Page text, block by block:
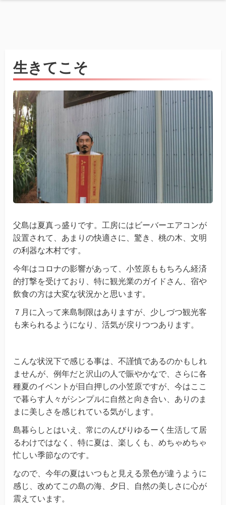
生きてこそ
父島は夏真っ盛りです。工房にはビーバーエアコンが
設置されて、あまりの快適さに、驚き、桃の木、文明
の利器な木村です。
今年はコロナの影響があって、小笠原ももちろん経済
的打撃を受けており、特に観光業のガイドさん、宿や
飲食の方は大変な状況かと思います。
７月に入って来島制限はありますが、少しづつ観光客
も来られるようになり、活気が戻りつつあります。
こんな状況下で感じる事は、不謹慎であるのかもしれ
ませんが、例年だと沢山の人で賑やかなで、さらに各
種夏のイベントが目白押しの小笠原ですが、今はここ
で暮らす人々がシンプルに自然と向き合い、ありのま
まに美しさを感じれている気がします。
島暮らしとはいえ、常にのんびりゆるーく生活して居
るわけではなく、特に夏は、楽しくも、めちゃめちゃ
忙しい季節なのです。
なので、今年の夏はいつもと見える景色が違うように
感じ、改めてこの島の海、夕日、自然の美しさに心が
震えています。